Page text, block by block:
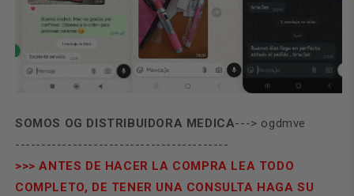
SOMOS OG DISTRIBUIDORA MEDICA---> ogdmve
-----------------------------------------
>>> ANTES DE HACER LA COMPRA LEA TODO
COMPLETO, DE TENER UNA CONSULTA HAGA SU